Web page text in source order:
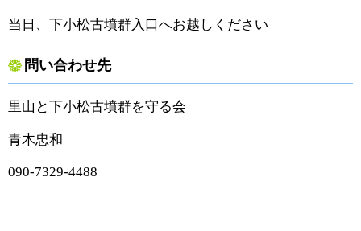
当日、下小松古墳群入口へお越しください
問い合わせ先
里山と下小松古墳群を守る会
青木忠和
090-7329-4488